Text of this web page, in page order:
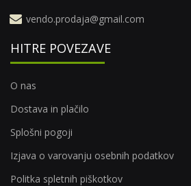
vendo.prodaja@gmail.com
HITRE POVEZAVE
O nas
Dostava in plačilo
Splošni pogoji
Izjava o varovanju osebnih podatkov
Politka spletnih piškotkov